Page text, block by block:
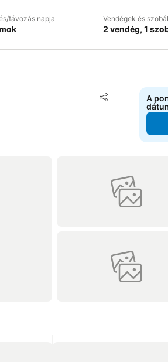
távozás napja Vendégek és
2 vendég, 1
Megosztás
A